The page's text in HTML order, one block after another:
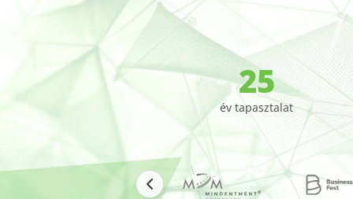
25
év tapasztalat